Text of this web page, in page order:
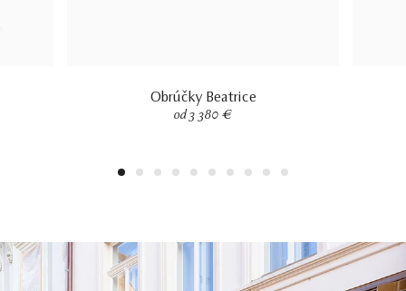
Obrúčky Beatrice
od 3 380 €
1 2 3 4 5 6 7 8 9 10